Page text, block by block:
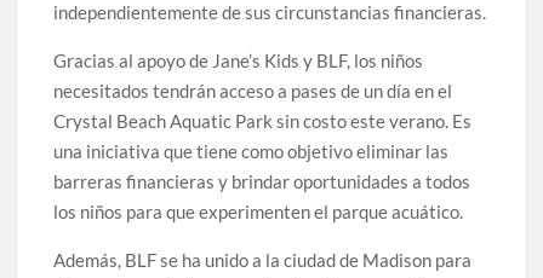
independientemente de sus circunstancias financieras.
Gracias al apoyo de Jane’s Kids y BLF, los niños
necesitados tendrán acceso a pases de un día en el
Crystal Beach Aquatic Park sin costo este verano. Es
una iniciativa que tiene como objetivo eliminar las
barreras financieras y brindar oportunidades a todos
los niños para que experimenten el parque acuático.
Además, BLF se ha unido a la ciudad de Madison para